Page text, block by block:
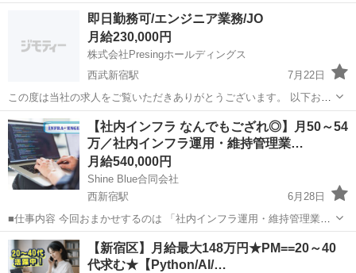
は弊社で負担。 お仕事につきながらエンジニアのスキルを身に付ける
ことで、将来的には独り立ちも目指せます。 仕事の手配、エンジニア
講座の準備、全てお任せ...
新宿区 エンジニア
即日勤務可/エンジニア業務/JO
月給230,000円
株式会社Presingホールディングス
西武新宿駅
7月22日
この度は当社の求人をご覧いただきありがとうございます。 以下お仕
事内容や詳細になります。 【仕事内容】 エンジニア業務 HTML・
CSS・JavaScript・PHPなどのマークアップ言語、プログラミ...
東京 新宿区 西武新宿駅 エンジニア JavaScript
【社内インフラ なんでもござれ◎】月50～54
万／社内インフラ運用・維持管理業…
月給540,000円
Shine Blue合同会社
西新宿駅
6月28日
■仕事内容 今回おまかせするのは 「社内インフラ運用・維持管理業
務」のお仕事になります。 某フィットネスクラブで稼働する 社内シス
テムの維持管理業務を担当していただきます。 ※本社IT環境が対象、
店舗IT環...
東京 新宿区 西新宿駅 エンジニア AWS
【新宿区】月給最大148万円★PM==20～40
代求む★【Python/AI/…